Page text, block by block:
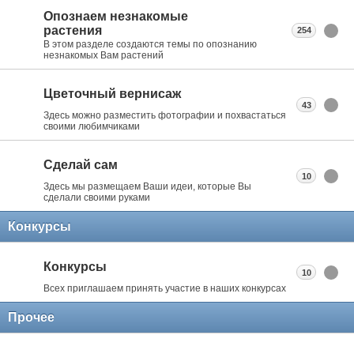
Опознаем незнакомые
растения
В этом разделе создаются темы по опознанию
незнакомых Вам растений
254
Цветочный вернисаж
Здесь можно разместить фотографии и похвастаться
своими любимчиками
43
Сделай сам
Здесь мы размещаем Ваши идеи, которые Вы
сделали своими руками
10
Конкурсы
Конкурсы
Всех приглашаем принять участие в наших конкурсах
10
Прочее